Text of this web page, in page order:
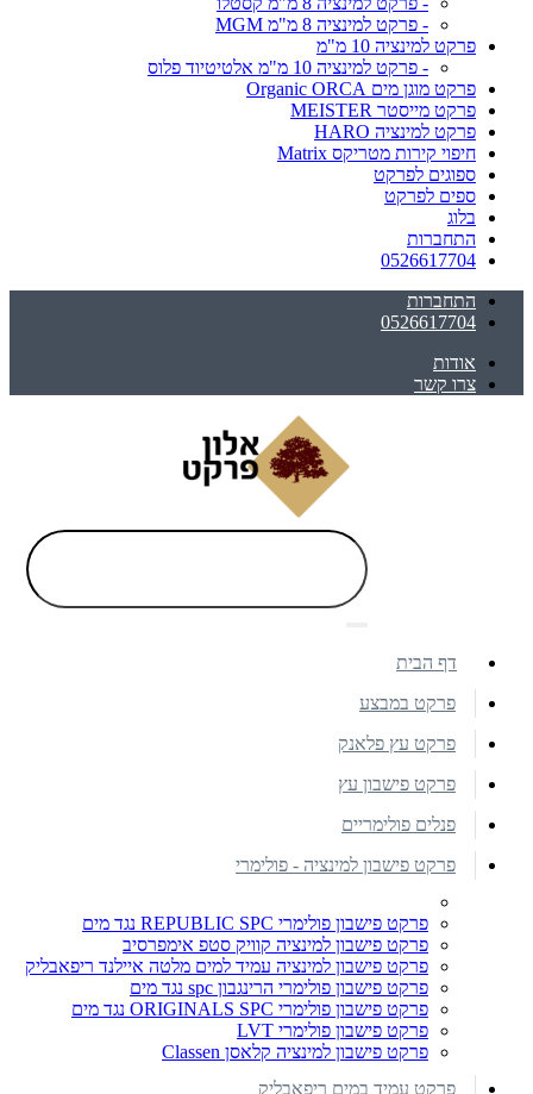
- פרקט למינציה 8 מ"מ MGM
פרקט למינציה 10 מ"מ
- פרקט למינציה 10 מ"מ אלטיטיוד פלוס
פרקט מוגן מים Organic ORCA
פרקט מייסטר MEISTER
פרקט למינציה HARO
חיפוי קירות מטריקס Matrix
ספוגים לפרקט
ספים לפרקט
בלוג
התחברות
0526617704
התחברות
0526617704
אודות
צרו קשר
דף הבית
פרקט במבצע
פרקט עץ פלאנק
פרקט פישבון עץ
פנלים פולימריים
פרקט פישבון למינציה - פולימרי
פרקט פישבון פולימרי REPUBLIC SPC נגד מים
פרקט פישבון למינציה קוויק סטפ אימפרסיב
פרקט פישבון למינציה עמיד למים מלטה איילנד ריפאבליק
פרקט פישבון פולימרי הרינגבון spc נגד מים
פרקט פישבון פולימרי ORIGINALS SPC נגד מים
פרקט פישבון פולימרי LVT
פרקט פישבון למינציה קלאסן Classen
פרקט עמיד במים ריפאבליק